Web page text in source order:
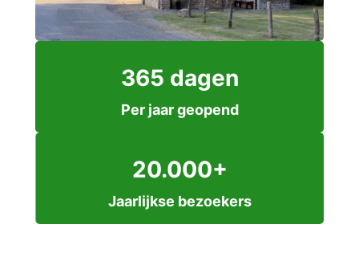
20.000+
Jaarlijkse bezoekers
365 dagen
Per jaar geopend